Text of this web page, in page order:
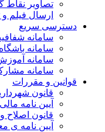
تصاویر
ارسال فیلم
دسترسی سریع
سامانه
سامانه
سامانه
سامانه
قوانین و مقررات
قانون
آیین نامه
قانون اصلاح
آیین نامه ی